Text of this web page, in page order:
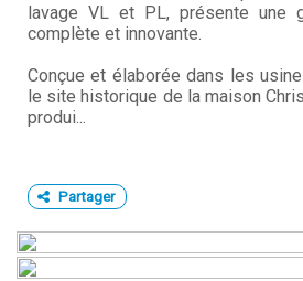
lavage VL et PL, présente une
complète et innovante.
Conçue et élaborée dans les
le site historique de la maison
produi...
Partager